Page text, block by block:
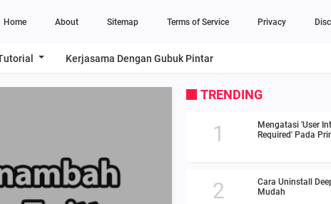
Home About Sitemap Terms of Service Privacy
Kerjasama Dengan Gubuk Pintar
TRENDING
Mengatasi 'User
Required' Pada
Cara Uninstall
Mudah